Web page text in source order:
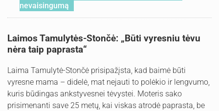
nevaisingumą
Laimos Tamulytės-Stončė: „Būti vyresniu tėvu
nėra taip paprasta“
Laima Tamulytė-Stončė prisipažįsta, kad baimė būti
vyresne mama – didelė, mat nejauti to polėkio ir lengvumo,
kuris būdingas ankstyvesnei tėvystei. Moteris sako
prisimenanti save 25 metų, kai viskas atrodė paprasta, be